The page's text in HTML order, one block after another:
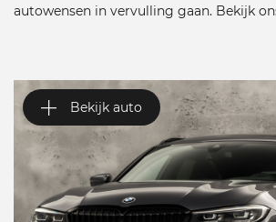
autowensen in vervulling gaan. Bekijk
Bekijk auto